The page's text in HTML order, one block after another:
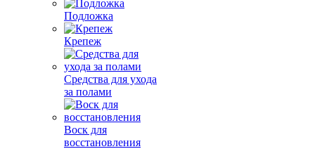
Подложка
Крепеж
Средства для ухода
за полами
Воск для
восстановления